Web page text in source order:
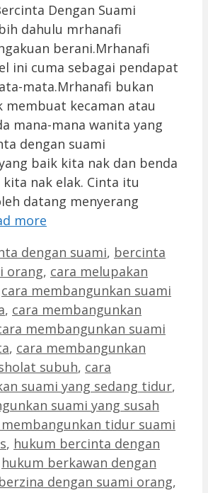
Dengan Suami
dahulu mrhanafi
berani.Mrhanafi
ini cuma sebagai pendapat
mata.Mrhanafi bukan
kecaman atau
mana-mana wanita yang
dengan suami
baik kita nak dan benda
nak elak. Cinta itu
datang menyerang
more
dengan suami, bercinta
orang, cara melupakan
cara membangunkan suami
, cara membangunkan
membangunkan suami
, cara membangunkan
subuh, cara
suami yang sedang tidur,
suami yang susah
tidur suami
, hukum bercinta dengan
hukum berkawan dengan
dengan suami orang,